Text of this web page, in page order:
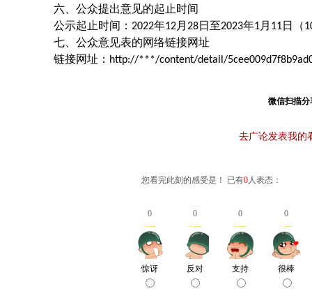
六、公众提出意见的起止时间
公示起止时间：2022年12月28日至2023年1月11日（
七、公众意见表的网络链接网址
链接网址：http://***/content/detail/
微信扫描
去广论发表我的
您看完此刻的感受是！ 已有0人表态：
0 0 0 0
惊讶 反对 支持 很棒